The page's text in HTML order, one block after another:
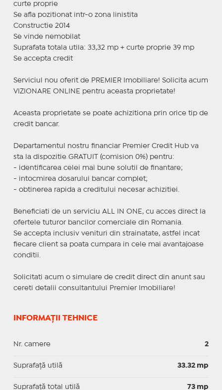
curte proprie
Se afla pozitionat intr-o zona linistita
Constructie 2014
Se vinde nemobilat
Suprafata totala utila: 33,32 mp + curte proprie 39 mp
Se accepta credit
Serviciul nou oferit de PREMIER Imobiliare! Solicita acum
VIZIONARE ONLINE pentru aceasta proprietate!
Aceasta proprietate se poate achizitiona prin orice tip de
credit bancar.
Departamentul nostru financiar Premier Credit Hub va
sta la dispozitie GRATUIT (comision 0%) pentru:
- identificarea celei mai bune solutii de finantare;
- intocmirea dosarului bancar complet;
- obtinerea rapida a creditului necesar achizitiei.
Beneficiati de un serviciu ALL IN ONE, cu acces direct la
ofertele tuturor bancilor comerciale din Romania.
Se accepta inclusiv venituri din strainatate, astfel incat
fiecare client sa poata cumpara in cele mai avantajoase
conditii.
Solicitati acum o simulare de credit direct din anunt sau
cereti detalii consultantului Premier Imobiliare!
INFORMAȚII TEHNICE
Nr. camere 2
Suprafaţă utilă 33.32 mp
Suprafaţă total utilă 73 mp